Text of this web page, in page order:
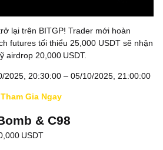
lại trên BITGP! Trader mới hoàn
futures tối thiểu 25,000 USDT sẽ nhận
20,000 USDT.
2025, 20:30:00 – 05/10/2025, 21:00:00
Tham Gia Ngay
& C98
USDT